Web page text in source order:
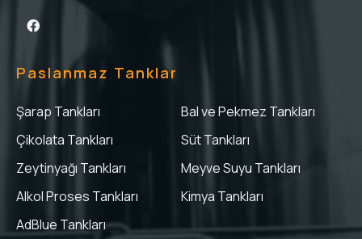
Paslanmaz Tanklar
Şarap Tankları
Bal ve Pekmez Tankları
Çikolata Tankları
Süt Tankları
Zeytinyağı Tankları
Meyve Suyu Tankları
Alkol Proses Tankları
Kimya Tankları
AdBlue Tankları